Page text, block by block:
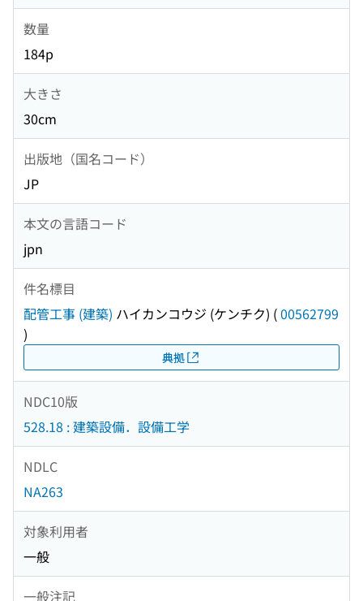
数量
184p
大きさ
30cm
出版地（国名コード）
JP
本文の言語コード
jpn
件名標目
配管工事 (建築) ハイカンコウジ (ケンチク) (00562799
)
典拠
NDC10版
528.18 : 建築設備．設備工学
NDLC
NA263
対象利用者
一般
一般注記